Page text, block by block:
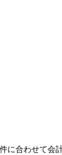
に合わせて